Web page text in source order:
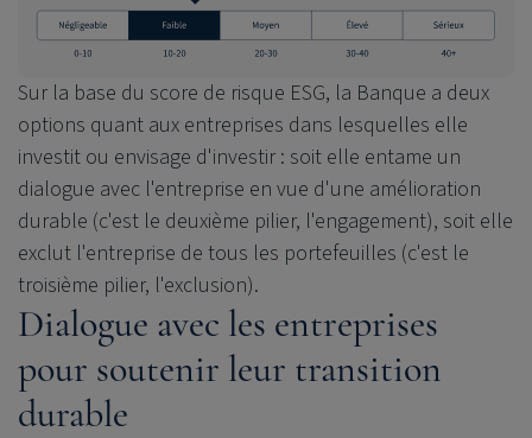
Sur la base du score de risque ESG, la Banque a deux
options quant aux entreprises dans lesquelles elle
investit ou envisage d'investir : soit elle entame un
dialogue avec l'entreprise en vue d'une amélioration
durable (c'est le deuxième pilier, l'engagement), soit elle
exclut l'entreprise de tous les portefeuilles (c'est le
troisième pilier, l'exclusion).
Dialogue avec les entreprises
pour soutenir leur transition
durable